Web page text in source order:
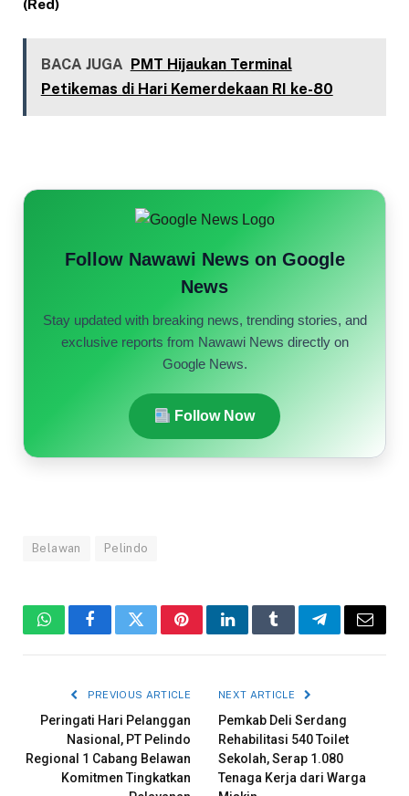
(Red)
BACA JUGA
PMT Hijaukan Terminal
Petikemas di Hari Kemerdekaan RI ke-80
Follow Nawawi News on Google
News
Stay updated with breaking news, trending stories, and
exclusive reports from Nawawi News directly on
Google News.
Follow Now
Belawan Pelindo
WhatsAppFacebookTwitterPinterestLinkedInTumblrTelegramEmail
PREVIOUS ARTICLE
Peringati Hari Pelanggan
Nasional, PT Pelindo
Regional 1 Cabang Belawan
Komitmen Tingkatkan
NEXT ARTICLE
Pemkab Deli Serdang
Rehabilitasi 540 Toilet
Sekolah, Serap 1.080
Tenaga Kerja dari Warga